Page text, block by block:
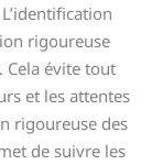
rigoureuse
Cela évite tout
et les attentes
rigoureuse des
de suivre les